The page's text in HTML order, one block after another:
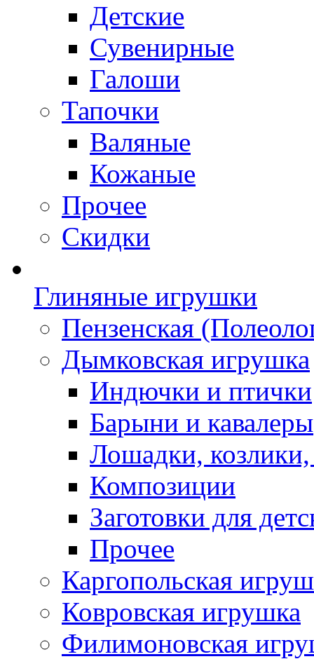
Детские
Сувенирные
Галоши
Тапочки
Валяные
Кожаные
Прочее
Скидки
Глиняные игрушки
Пензенская
Дымковская игрушка
Индючки и птички
Барыни и кавалеры
Лошадки,
Композиции
Заготовки для
Прочее
Каргопольская
Ковровская игрушка
Филимоновская